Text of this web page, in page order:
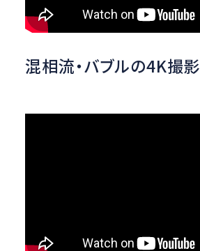
混相流・バブルの4K撮影